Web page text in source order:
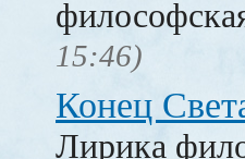
15:46)
Конец
Лирика